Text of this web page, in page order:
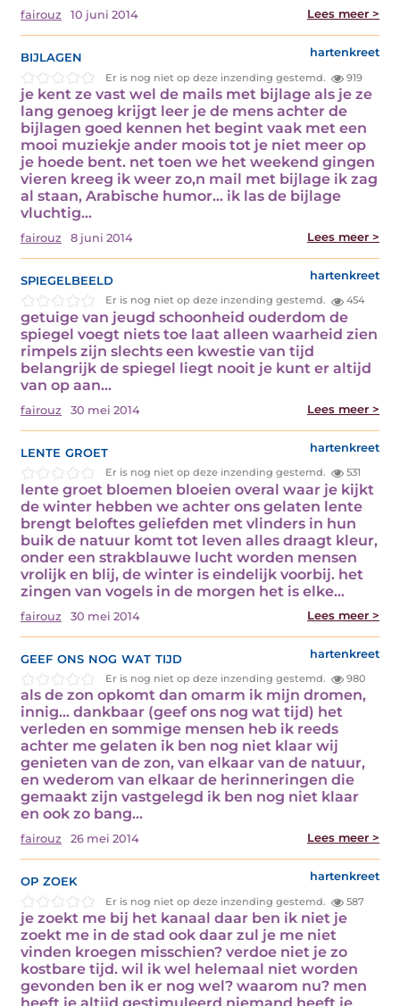
fairouz 10 juni 2014 Lees meer >
bijlagen hartenkreet
Er is nog niet op deze inzending gestemd. 919
je kent ze vast wel de mails met bijlage als je ze
lang genoeg krijgt leer je de mens achter de
bijlagen goed kennen het begint vaak met een
mooi muziekje ander moois tot je niet meer op
je hoede bent. net toen we het weekend gingen
vieren kreeg ik weer zo,n mail met bijlage ik zag
al staan, Arabische humor… ik las de bijlage
vluchtig…
fairouz 8 juni 2014 Lees meer >
spiegelbeeld hartenkreet
Er is nog niet op deze inzending gestemd. 454
getuige van jeugd schoonheid ouderdom de
spiegel voegt niets toe laat alleen waarheid zien
rimpels zijn slechts een kwestie van tijd
belangrijk de spiegel liegt nooit je kunt er altijd
van op aan…
fairouz 30 mei 2014 Lees meer >
lente groet hartenkreet
Er is nog niet op deze inzending gestemd. 531
lente groet bloemen bloeien overal waar je kijkt
de winter hebben we achter ons gelaten lente
brengt beloftes geliefden met vlinders in hun
buik de natuur komt tot leven alles draagt kleur,
onder een strakblauwe lucht worden mensen
vrolijk en blij, de winter is eindelijk voorbij. het
zingen van vogels in de morgen het is elke…
fairouz 30 mei 2014 Lees meer >
geef ons nog wat tijd hartenkreet
Er is nog niet op deze inzending gestemd. 980
als de zon opkomt dan omarm ik mijn dromen,
innig… dankbaar (geef ons nog wat tijd) het
verleden en sommige mensen heb ik reeds
achter me gelaten ik ben nog niet klaar wij
genieten van de zon, van elkaar van de natuur,
en wederom van elkaar de herinneringen die
gemaakt zijn vastgelegd ik ben nog niet klaar
en ook zo bang…
fairouz 26 mei 2014 Lees meer >
op zoek hartenkreet
Er is nog niet op deze inzending gestemd. 587
je zoekt me bij het kanaal daar ben ik niet je
zoekt me in de stad ook daar zul je me niet
vinden kroegen misschien? verdoe niet je zo
kostbare tijd. wil ik wel helemaal niet worden
gevonden ben ik er nog wel? waarom nu? men